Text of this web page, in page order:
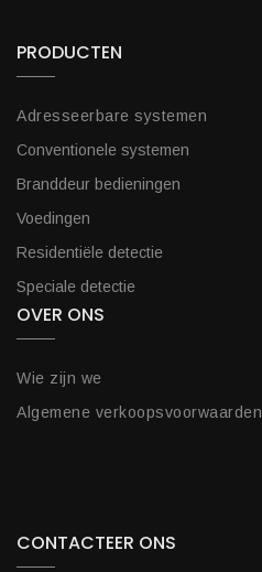
PRODUCTEN
Adresseerbare systemen
Conventionele systemen
Branddeur bedieningen
Voedingen
Residentiële detectie
Speciale detectie
OVER ONS
Wie zijn we
Algemene verkoopsvoorwaarden
CONTACTEER ONS